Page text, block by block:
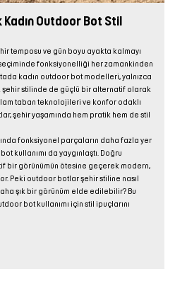
Kadın Outdoor Bot Stil
temposu ve gün boyu ayakta kalmayı
fonksiyonelliği her zamankinden
kadın outdoor bot modelleri, yalnızca
stilinde de güçlü bir alternatif olarak
taban teknolojileri ve konfor odaklı
şehir yaşamında hem pratik hem de stil
fonksiyonel parçaların daha fazla yer
kullanımı da yaygınlaştı. Doğru
bir görünümün ötesine geçerek modern,
Peki outdoor botlar şehir stiline nasıl
şık bir görünüm elde edilebilir? Bu
bot kullanımı için stil ipuçlarını